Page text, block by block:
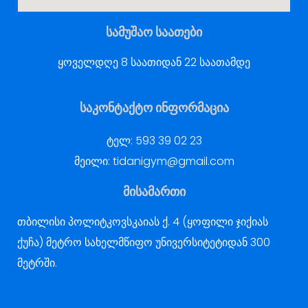
სამუშაო საათები
ყოველდღე 8 საათიდან 22 საათამდე
საკონტაქტო ინფორმაცია
ტელ: 593 39 02 23
მეილი: tidanigym@gmail.com
მისამართი
თბილისი პოლიტკოვსკაიას ქ. 4 (ყოფილი ჯიქიას
ქუჩა) მეტრო სახელმწიფო უნივერსიტეტიდან 300
მეტრში.